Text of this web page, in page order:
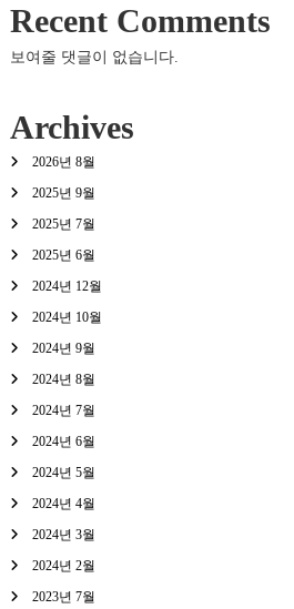
Recent Comments
보여줄 댓글이 없습니다.
Archives
2026년 8월
2025년 9월
2025년 7월
2025년 6월
2024년 12월
2024년 10월
2024년 9월
2024년 8월
2024년 7월
2024년 6월
2024년 5월
2024년 4월
2024년 3월
2024년 2월
2023년 7월